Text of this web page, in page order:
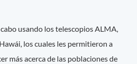
usando los telescopios ALMA,
los cuales les permitieron a
más acerca de las poblaciones de